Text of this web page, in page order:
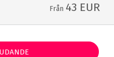
Från 43 EUR